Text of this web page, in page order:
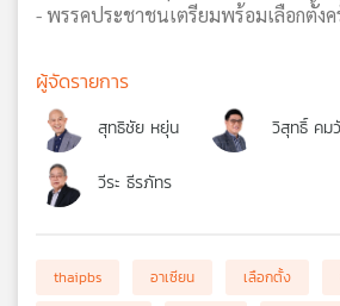
- พรรคประชาชนเตรียมพร้อมเลือกตั้ง
ผู้จัดรายการ
สุทธิชัย หยุ่น วิสุทธิ์ คม
วีระ ธีรภัทร
thaipbs อาเซียน เลือกตั้ง